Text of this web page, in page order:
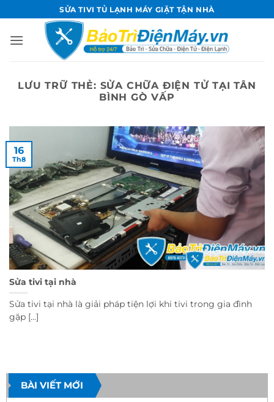
qua
nội
SỬA TIVI TỦ LẠNH MÁY GIẶT TẬN NHÀ
LƯU TRỮ THẺ: SỬA CHỮA ĐIỆN TỬ TẠI TÂN
BÌNH GÒ VẤP
Sửa tivi tại nhà
Sửa tivi tại nhà là giải pháp tiện lợi khi tivi trong gia đình
gặp [...]
16
Th8
BÀI VIẾT MỚI